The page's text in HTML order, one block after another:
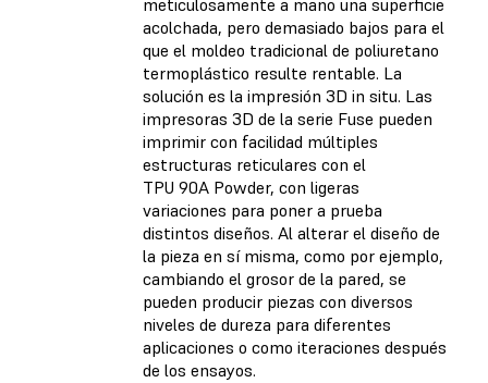
meticulosamente a mano una superficie
acolchada, pero demasiado bajos para el
que el moldeo tradicional de poliuretano
termoplástico resulte rentable. La
solución es la impresión 3D in situ. Las
impresoras 3D de la serie Fuse pueden
imprimir con facilidad múltiples
estructuras reticulares con el
TPU 90A Powder, con ligeras
variaciones para poner a prueba
distintos diseños. Al alterar el diseño de
la pieza en sí misma, como por ejemplo,
cambiando el grosor de la pared, se
pueden producir piezas con diversos
niveles de dureza para diferentes
aplicaciones o como iteraciones después
de los ensayos.